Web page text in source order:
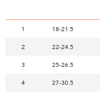
1 18-21.5
2
22-24.5
3
25-26.5
4
27-30.5